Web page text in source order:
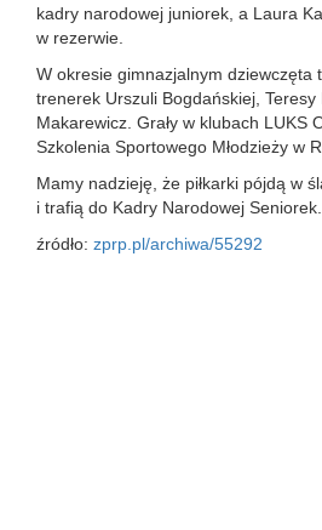
kadry narodowej juniorek, a Laura
w rezerwie.
W okresie gimnazjalnym dziewczęta
trenerek Urszuli Bogdańskiej,
Makarewicz. Grały w klubach LUKS
Szkolenia Sportowego Młodzieży w
Mamy nadzieję, że piłkarki pójdą w
i trafią do Kadry Narodowej Seniorek.
źródło: zprp.pl/archiwa/55292